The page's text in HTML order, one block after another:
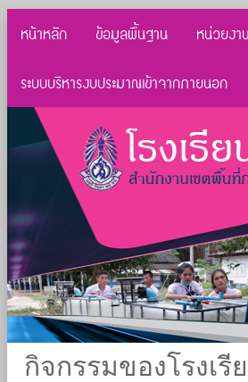
หน้าหลัก ข้อมูลพื้นฐาน หน่วยงา
ระบบบริหารงบประมาณเข้าจากภายนอก
กิจกรรมของโรงเรี